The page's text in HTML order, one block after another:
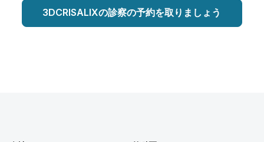
3DCRISALIXの診察の予約を取りましょう